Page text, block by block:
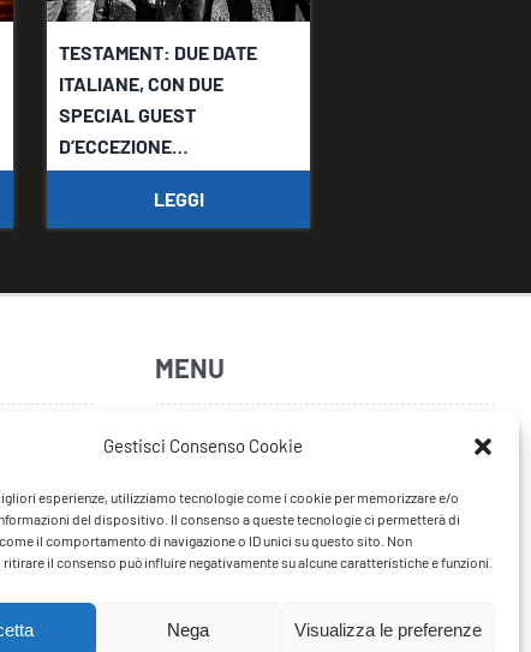
Gestisci Consenso Cookie
esperienze, utilizziamo tecnologie come i cookie per memorizzare e/o
del dispositivo. Il consenso a queste tecnologie ci permetterà di
il comportamento di navigazione o ID unici su questo sito. Non
il consenso può influire negativamente su alcune caratteristiche e funzioni.
Nega Visualizza le preferenze
TESTAMENT: DUE DATE
ITALIANE, CON DUE
SPECIAL GUEST
D’ECCEZIONE…
LEGGI
MENU
News
Tour